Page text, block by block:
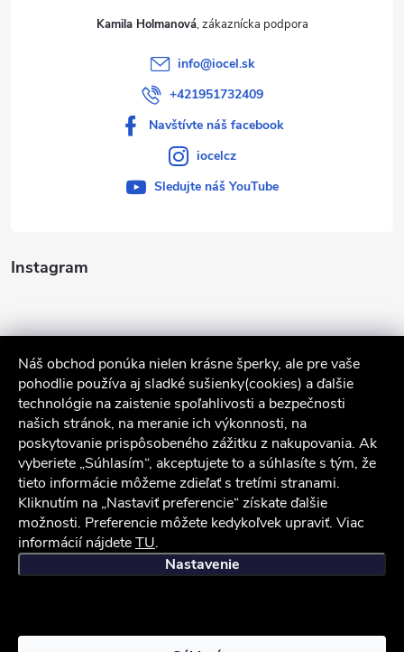
Náš obchod ponúka nielen krásne šperky, ale pre vaše
pohodlie používa aj sladké sušienky(cookies) a ďalšie
technológie na zaistenie spoľahlivosti a bezpečnosti
našich stránok, na meranie ich výkonnosti, na
poskytovanie prispôsobeného zážitku z nakupovania. Ak
vyberiete „Súhlasím“, akceptujete to a súhlasíte s tým, že
tieto informácie môžeme zdieľať s tretími stranami.
Kliknutím na „Nastaviť preferencie“ získate ďalšie
možnosti. Preferencie môžete kedykoľvek upraviť. Viac
informácií nájdeteTU.
Nastavenie
Instagram
Sledovať na Instagrame
Služby zákazníkom
Kamila Holmanová
info@iocel.sk
+421951732409
Navštívte náš facebook
iocelcz
Sledujte náš YouTube
iocel.sk Obchodné podmienky Ochrana osobných údajov